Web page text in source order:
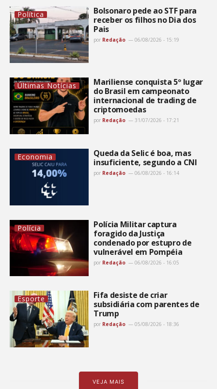
Política
Bolsonaro pede ao STF para
receber os filhos no Dia dos
Pais
por Redação 06/08/2026 - 15:19
Últimas Notícias
Mariliense conquista 5º lugar
do Brasil em campeonato
internacional de trading de
criptomoedas
por Redação 31/07/2026 - 17:21
Economia
Queda da Selic é boa, mas
insuficiente, segundo a CNI
por Redação 06/08/2026 - 16:14
Polícia
Polícia Militar captura
foragido da Justiça
condenado por estupro de
vulnerável em Pompéia
por Redação 06/08/2026 - 16:05
Esporte
Fifa desiste de criar
subsidiária com parentes de
Trump
por Redação 05/08/2026 - 18:36
VEJA MAIS